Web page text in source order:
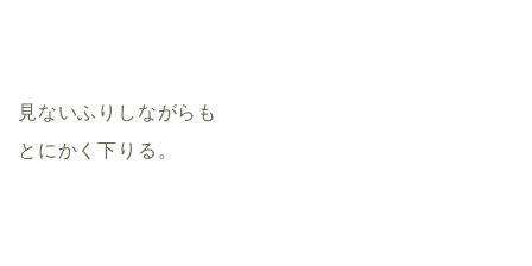
見ないふりしながらも
とにかく下りる。